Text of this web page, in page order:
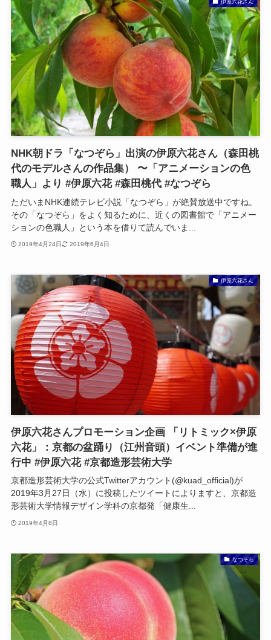
伊原六花さん
NHK朝ドラ「なつぞら」出演の伊原六花さん（森田桃
代のモデルさんの作品集） 〜「アニメーションの色
職人」より #伊原六花 #森田桃代 #なつぞら
ただいまNHK連続テレビ小説「なつぞら」が絶賛放送中ですね。
その「なつぞら」をよく知るために、近くの図書館で「アニメー
ションの色職人」という本を借りて読んでいま...
2019年4月24日 2019年6月4日
伊原六花さん
伊原六花さんプロモーション企画 「リトミック×伊原
六花」：京都の盆踊り（江州音頭）イベント準備が進
行中 #伊原六花 #京都造形芸術大学
京都造形芸術大学の公式Twitterアカウント(@kuad_official)が
2019年3月27日（水）に投稿したツイートによりますと、京都造
形芸術大学情報デザイン学科の京都発「健康生...
2019年4月8日
なつぞら